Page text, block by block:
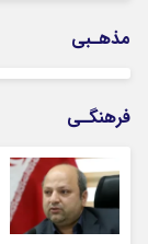
مذهـبی
فرهنگـی